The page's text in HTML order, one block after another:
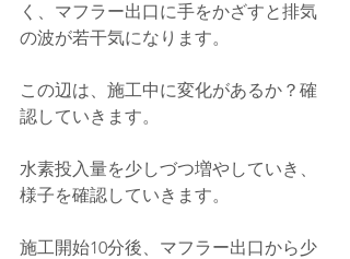
く、マフラー出口に手をかざすと排気
の波が若干気になります。
この辺は、施工中に変化があるか？確
認していきます。
水素投入量を少しづつ増やしていき、
様子を確認していきます。
施工開始10分後、マフラー出口から少